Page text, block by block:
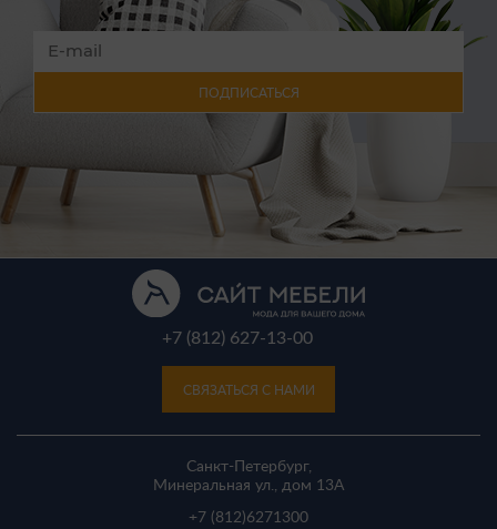
ПОДПИСАТЬСЯ
+7 (812) 627-13-00
СВЯЗАТЬСЯ С НАМИ
Санкт-Петербург,
Минеральная ул., дом 13A
+7 (812)6271300